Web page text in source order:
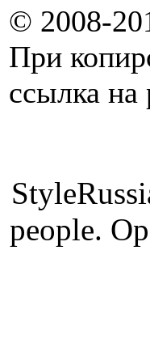
© 2008-
При
ссылка на
people.